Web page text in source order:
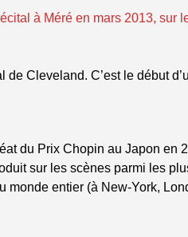
à Méré en mars 2013, sur
Cleveland. C’est le début
du Prix Chopin au Japon en
sur les scènes parmi les
monde entier (à New-York,